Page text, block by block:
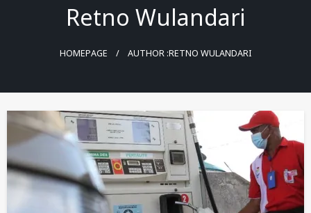
Retno Wulandari
HOMEPAGE AUTHOR :RETNO WULANDARI